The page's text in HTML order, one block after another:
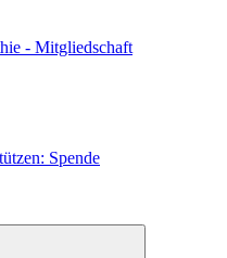
- Mitgliedschaft
Spende